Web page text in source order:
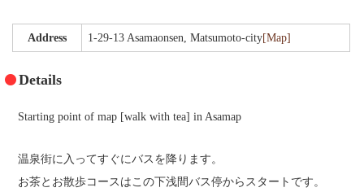
Address 1-29-13 Asamaonsen, Matsumoto-city[Map]
Details
Starting point of map [walk with tea] in Asamap
温泉街に入ってすぐにバスを降ります。
お茶とお散歩コースはこの下浅間バス停からスタートです。
Recommended Inn
Walk with tea
Public bath and festival
Literature cultural heritage information